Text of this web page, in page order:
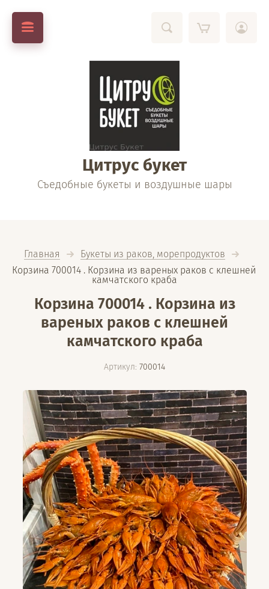
Цитрус букет
Съедобные букеты и воздушные шары
Главная
Букеты из раков, морепродуктов
Корзина 700014 . Корзина из вареных раков с клешней
камчатского краба
Корзина 700014 . Корзина из
вареных раков с клешней
камчатского краба
Артикул: 700014